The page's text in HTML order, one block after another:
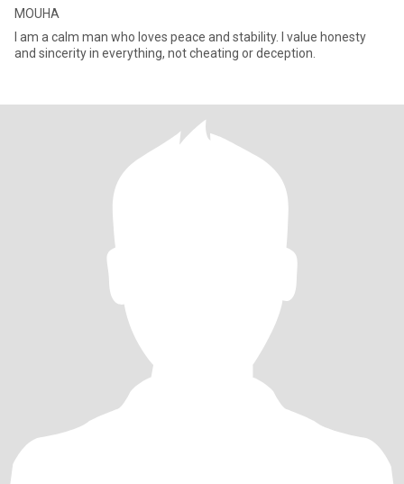
MOUHA
I am a calm man who loves peace and stability. I value honesty
and sincerity in everything, not cheating or deception.